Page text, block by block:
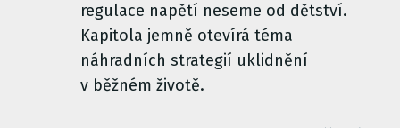
regulace napětí neseme od dětství.
Kapitola jemně otevírá téma
náhradních strategií uklidnění
v běžném životě.